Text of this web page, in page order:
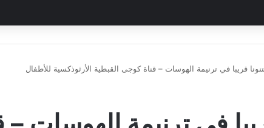
قريبا في ترنيمة الهوسات – قناة كوجى القبطية الأرثوذكسية للأطفال